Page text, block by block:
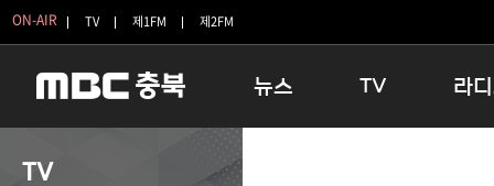
ON-AIR TV 제1FM 제2FM
뉴스 TV 라
TV